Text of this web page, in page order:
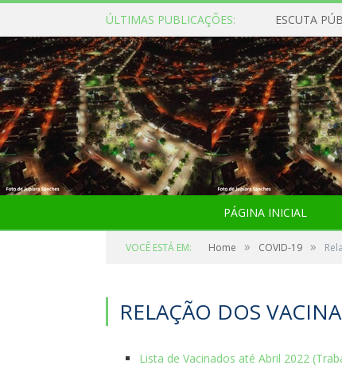
ÚLTIMAS PUBLICAÇÕES: ESCUTA
PÁGINA INICIAL
VOCÊ ESTÁ EM: Home » COVID-19 »
RELAÇÃO DOS
Lista de Vacinados até Abril 2022